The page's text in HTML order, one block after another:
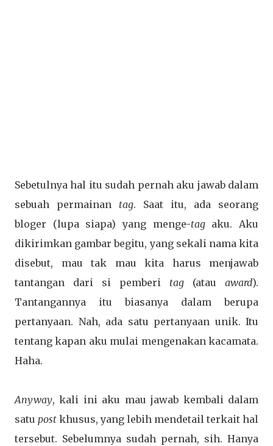
Sebetulnya hal itu sudah pernah aku jawab dalam
sebuah permainan tag. Saat itu, ada seorang
bloger (lupa siapa) yang menge-tagaku. Aku
dikirimkan gambar begitu, yang sekali nama kita
disebut, mau tak mau kita harus menjawab
tantangan dari si pemberi tag (atau award).
Tantangannya itu biasanya dalam berupa
pertanyaan. Nah, ada satu pertanyaan unik. Itu
tentang kapan aku mulai mengenakan kacamata.
Haha.
Anyway, kali ini aku mau jawab kembali dalam
satu post khusus, yang lebih mendetail terkait hal
tersebut. Sebelumnya sudah pernah, sih. Hanya